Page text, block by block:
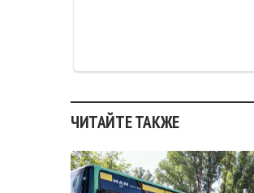
ЧИТАЙТЕ ТАКЖЕ